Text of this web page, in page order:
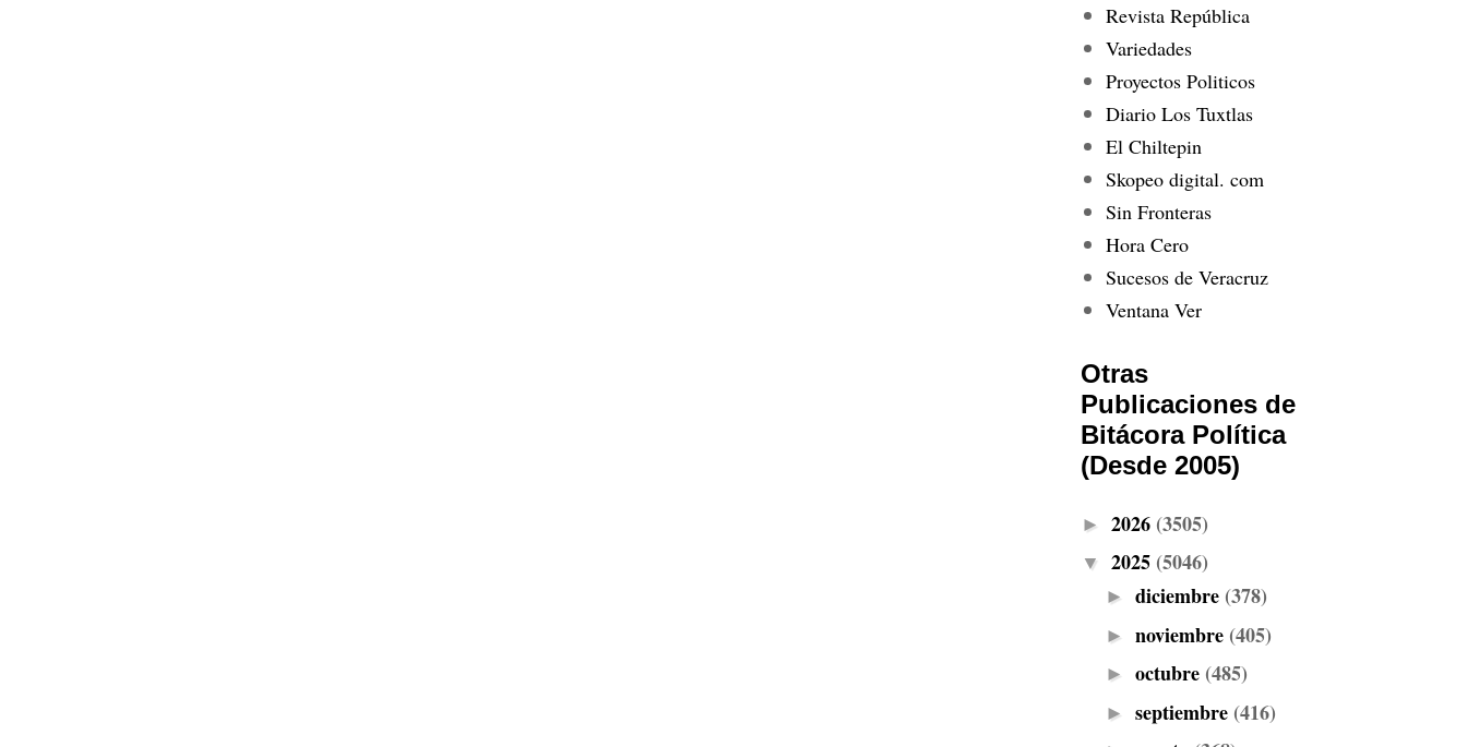
Revista República
Variedades
Proyectos Politicos
Diario Los Tuxtlas
El Chiltepin
Skopeo digital. com
Sin Fronteras
Hora Cero
Sucesos de Veracruz
Ventana Ver
Otras
Publicaciones de
Bitácora Política
(Desde 2005)
► 2026 (3505)
▼ 2025 (5046)
► diciembre (378)
► noviembre (405)
► octubre (485)
► septiembre (416)